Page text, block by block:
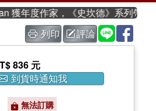
度作家，《史坎德》系列帶你踏上
列印 評論
836 元
到貨時通知我
無法訂購